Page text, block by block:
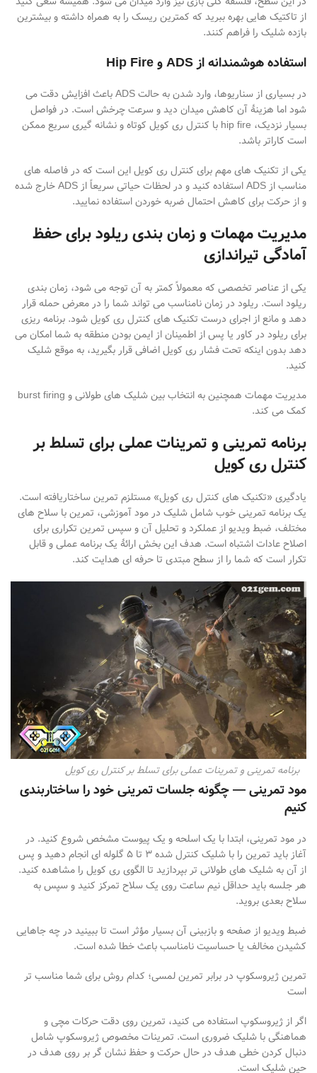
از تاکتیک هایی بهره ببرید که کمترین ریسک را به همراه داشته و بیشترین
بازده شلیک را فراهم کنند.
استفاده هوشمندانه ازADS و
در بسیاری از سناریوها، وارد شدن به حالت
باعث افزایش دقت می
شود اما هزینهٔ آن کاهش میدان دید و سرعت چرخش است. در فواصل
بسیار نزدیک، hip fire با کنترل ری کویل کوتاه و نشانه گیری سریع ممکن
است کاراتر باشد.
یکی از تکنیک های مهم برای کنترل ری کویل این است که در فاصله های
مناسب از
استفاده کنید و در لحظات حیاتی سریعاً از
خارج شده
و از حرکت برای کاهش احتمال ضربه خوردن استفاده نمایید.
مدیریت مهمات و زمان بندی ریلود برای حفظ
آمادگی تیراندازی
یکی از عناصر تخصصی که معمولاً کمتر به آن توجه میشود، زمانبندی
ریلود است. ریلود در زمان نامناسب می تواند شما را در معرض حمله قرار
دهد و مانع از اجرای درست تکنیک های کنترل ری کویل شود. برنامه ریزی
برای ریلود در کاور یا پس از اطمینان از ایمن بودن منطقه به شما امکان می
دهد بدون اینکه تحت فشار ری کویل اضافی قرار بگیرید، به موقع شلیک
کنید.
مدیریت مهمات همچنین به انتخاب بین شلیک های طولانی و
کمک می کند.
برنامه تمرینی و تمرینات عملی برای تسلط بر
کنترل ری کویل
یادگیری «تکنیک های کنترل ری کویل» مستلزم تمرین ساختاریافته است.
یک برنامه تمرینی خوب شامل شلیک در مود آموزشی، تمرین با سلاح های
مختلف، ضبط ویدیو از عملکرد و تحلیل آن و سپس تمرین تکراری برای
اصلاح عادات اشتباه است. هدف این بخش ارائهٔ یک برنامه عملی و قابل
تکرار است که شما را از سطح مبتدی تا حرفه ای هدایت کند.
برنامه تمرینی و تمرینات عملی برای تسلط بر کنترل ری کویل
مود تمرینی — چگونه جلسات تمرینی خود را ساختاربندی
کنیم
در مود تمرینی، ابتدا با یک اسلحه و یک پیوست مشخص شروع کنید. در
آغاز باید تمرین را با شلیک کنترلشده 3 تا 5 گلوله
ای انجام دهید و پس
از آن به شلیک های طولانی تر بپردازید تا الگوی ری کویل را مشاهده کنید.
هر جلسه باید حداقل نیم ساعت روی یک سلاح تمرکز کنید و سپس به
سلاح بعدی بروید.
ضبط ویدیو از صفحه و بازبینی آن بسیار مؤثر است تا ببینید در چه جاهایی
کشیدن مخالف یا حساسیت نامناسب باعث خطا شده است.
تمرین ژیروسکوپ در برابر تمرین لمسی؛ کدام روش برای شما مناسب تر
است
اگر از ژیروسکوپ استفاده می کنید، تمرین روی دقت حرکات مچی و
هماهنگی با شلیک ضروری است. تمرینات مخصوص ژیروسکوپ شامل
دنبال کردن خطی هدف در حال حرکت و حفظ نشان گر بر روی هدف در
حین شلیک است.